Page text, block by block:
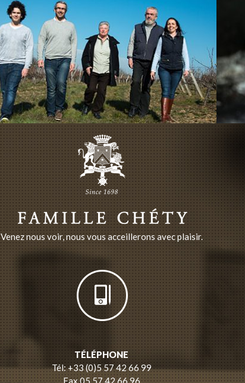
Venez nous voir, nous vous acceillerons avec plaisir.
TÉLÉPHONE
Tél: +33 (0)5 57 42 66 99
Fax 05 57 42 66 96